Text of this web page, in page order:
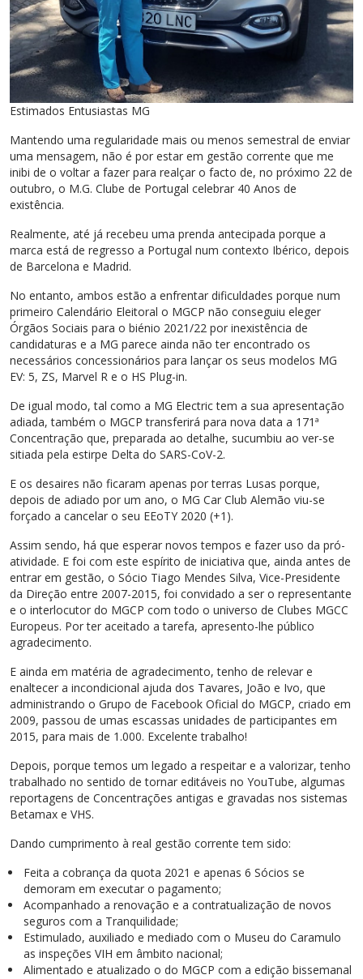
Estimados Entusiastas MG
Mantendo uma regularidade mais ou menos semestral de enviar
uma mensagem, não é por estar em gestão corrente que me
inibi de o voltar a fazer para realçar o facto de, no próximo 22 de
outubro, o M.G. Clube de Portugal celebrar 40 Anos de
existência.
Realmente, até já recebeu uma prenda antecipada porque a
marca está de regresso a Portugal num contexto Ibérico, depois
de Barcelona e Madrid.
No entanto, ambos estão a enfrentar dificuldades porque num
primeiro Calendário Eleitoral o MGCP não conseguiu eleger
Órgãos Sociais para o biénio 2021/22 por inexistência de
candidaturas e a MG parece ainda não ter encontrado os
necessários concessionários para lançar os seus modelos MG
EV: 5, ZS, Marvel R e o HS Plug-in.
De igual modo, tal como a MG Electric tem a sua apresentação
adiada, também o MGCP transferirá para nova data a 171ª
Concentração que, preparada ao detalhe, sucumbiu ao ver-se
sitiada pela estirpe Delta do SARS-CoV-2.
E os desaires não ficaram apenas por terras Lusas porque,
depois de adiado por um ano, o MG Car Club Alemão viu-se
forçado a cancelar o seu EEoTY 2020 (+1).
Assim sendo, há que esperar novos tempos e fazer uso da pró-
atividade. E foi com este espírito de iniciativa que, ainda antes de
entrar em gestão, o Sócio Tiago Mendes Silva, Vice-Presidente
da Direção entre 2007-2015, foi convidado a ser o representante
e o interlocutor do MGCP com todo o universo de Clubes MGCC
Europeus. Por ter aceitado a tarefa, apresento-lhe público
agradecimento.
E ainda em matéria de agradecimento, tenho de relevar e
enaltecer a incondicional ajuda dos Tavares, João e Ivo, que
administrando o Grupo de Facebook Oficial do MGCP, criado em
2009, passou de umas escassas unidades de participantes em
2015, para mais de 1.000. Excelente trabalho!
Depois, porque temos um legado a respeitar e a valorizar, tenho
trabalhado no sentido de tornar editáveis no YouTube, algumas
reportagens de Concentrações antigas e gravadas nos sistemas
Betamax e VHS.
Dando cumprimento à real gestão corrente tem sido:
Feita a cobrança da quota 2021 e apenas 6 Sócios se
demoram em executar o pagamento;
Acompanhado a renovação e a contratualização de novos
seguros com a Tranquilidade;
Estimulado, auxiliado e mediado com o Museu do Caramulo
as inspeções VIH em âmbito nacional;
Alimentado e atualizado o do MGCP com a edição bissemanal